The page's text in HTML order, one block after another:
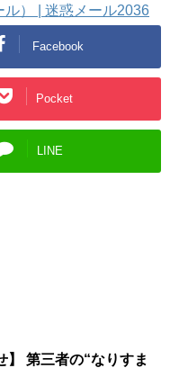
ル） | 迷惑メール2036
Facebook
Pocket
LINE
】 第三者の“なりすま